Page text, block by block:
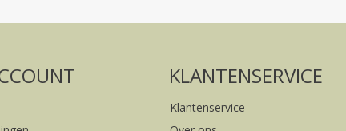
KLANTENSERVICE
Klantenservice